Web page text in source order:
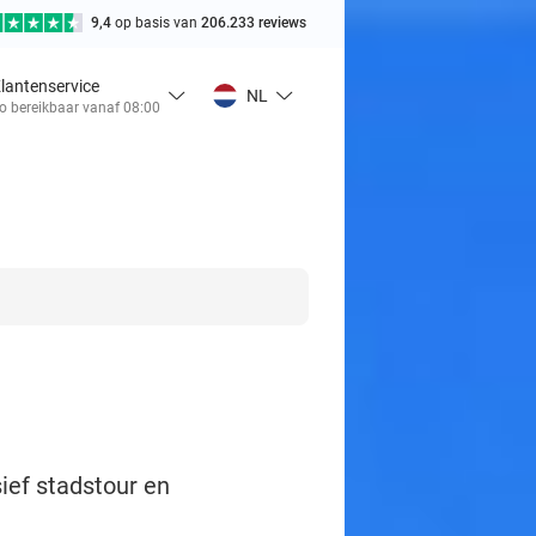
9,4 op basis van 206.233 reviews
bereikbaar vanaf 08:00
NL
stadstour en